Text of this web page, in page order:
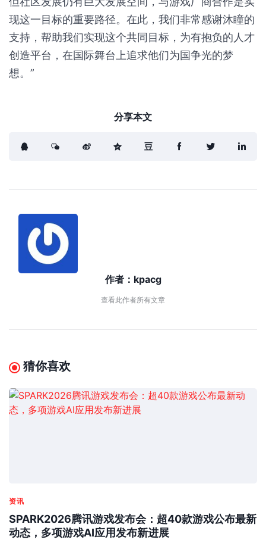
现这一目标的重要路径。在此，我们非常感谢沐瞳的
支持，帮助我们实现这个共同目标，为有抱负的人才
创造平台，在国际舞台上追求他们为国争光的梦
想。”
分享本文
作者： kpacg
查看此作者所有文章
猜你喜欢
资讯
SPARK2026腾讯游戏发布会：超40款游戏公布最新
动态，多项游戏AI应用发布新进展